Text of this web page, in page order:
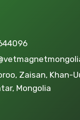
Zaisan, Khan-
Mongolia